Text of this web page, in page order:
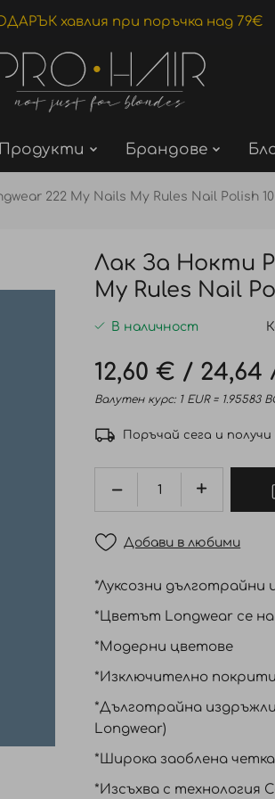
хавлия при поръчка над 79€
Продукти Брандове
222 My Nails My Rules Nail Polish
Лак За Нокти
My Rules Nail
В наличност
12,60 € / 24,64
Валутен курс: 1 EUR = 1.95583
Поръчай сега и
Добави в любими
*Луксозни дълготрайни
*Цветът Longwear се
*Модерни цветове
*Изключително
*Дълготрайна
Longwear)
*Широка заоблена
*Изсъхва с технология